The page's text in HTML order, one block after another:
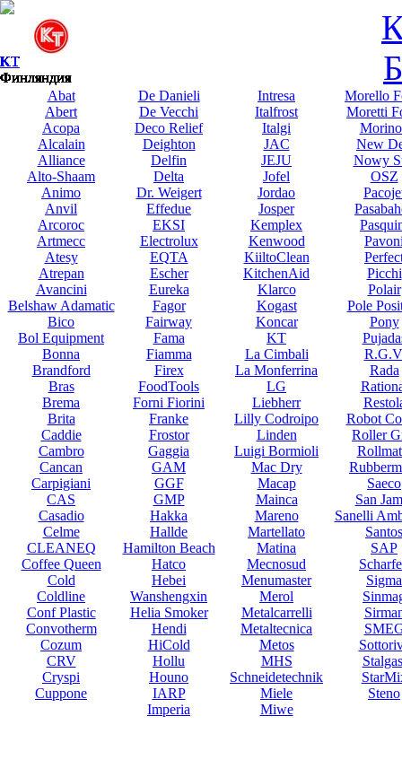
Abat
Abert
Acopa
Alcalain
Alliance
Alto-Shaam
Animo
Anvil
Arcoroc
Artmecc
Atesy
Atrepan
Avancini
Belshaw Adamatic
Bico
Bol Equipment
Bonna
Brandford
Bras
Brema
Brita
Caddie
Cambro
Cancan
Carpigiani
CAS
Casadio
Celme
CLEANEQ
Coffee Queen
Cold
Coldline
Conf Plastic
Convotherm
Cozum
CRV
Cryspi
Cuppone
De Danieli
De Vecchi
Deco Relief
Deighton
Delfin
Delta
Dr. Weigert
Effedue
EKSI
Electrolux
EQTA
Escher
Eureka
Fagor
Fairway
Fama
Fiamma
Firex
FoodTools
Forni Fiorini
Franke
Frostor
Gaggia
GAM
GGF
GMP
Hakka
Hallde
Hamilton Beach
Hatco
Hebei
Wanshengxin
Helia Smoker
Hendi
HiCold
Hollu
Houno
IARP
Imperia
Intresa
Italfrost
Italgi
JAC
JEJU
Jofel
Jordao
Josper
Kemplex
Kenwood
KiiltoClean
KitchenAid
Klarco
Kogast
Koncar
KT
La Cimbali
La Monferrina
LG
Liebherr
Lilly Codroipo
Linden
Luigi Bormioli
Mac Dry
Macap
Mainca
Mareno
Martellato
Matina
Mecnosud
Menumaster
Merol
Metalcarrelli
Metaltecnica
Metos
MHS
Schneidetechnik
Miele
Miwe
Morello
Moretti
New
Nowy
OSZ
Picchi
Polair
Pole
Pony
Rada
Robot
Roller
Saeco
San
Sanelli
Santos
SAP
Sigma
Steno
KT
Финляндия
KT
Финляндия
KT
Финляндия
KT
Финляндия
KT
Финляндия
KT
Финляндия
KT
Финляндия
KT
Финляндия
KT
Финляндия
KT
Финляндия
KT
Финляндия
KT
Финляндия
KT
Финляндия
KT
Финляндия
KT
Финляндия
KT
Финляндия
KT
Финляндия
KT
Финляндия
KT
Финляндия
KT
Финляндия
KT
Финляндия
KT
Финляндия
KT
Финляндия
KT
Финляндия